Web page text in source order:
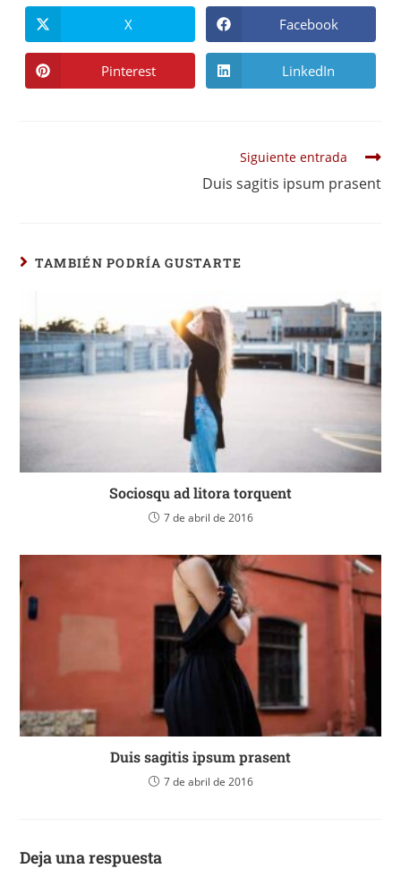
X Facebook
Pinterest LinkedIn
Siguiente entrada
Duis sagitis ipsum prasent
TAMBIÉN PODRÍA GUSTARTE
Sociosqu ad litora torquent
7 de abril de 2016
Duis sagitis ipsum prasent
7 de abril de 2016
Deja una respuesta